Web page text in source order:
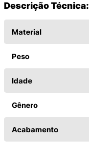
Descrição Técnica:
Material
Peso
Idade
Gênero
Acabamento